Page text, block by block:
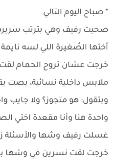
* صباح اليوم التالي
صحيت رفيف وهي بترتب
أختها الصُغيرة اللي لسه نايمة
خرجت عشان تروح الحمام
ملابس داخلية نسائية،
وبتقول: هو متجوز؟ ولا جايب
واحدة هنا وأنا مقعدة اختي
غسلت رفيف وشها والأسئلة
خرجت لقت نسرين في وشها